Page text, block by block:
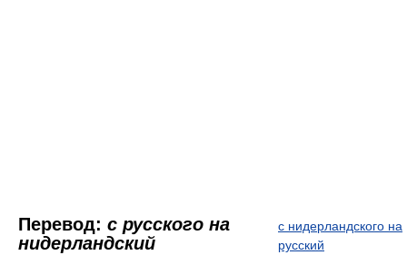
Перевод: с русского на
нидерландский
с нидерландского на
русский